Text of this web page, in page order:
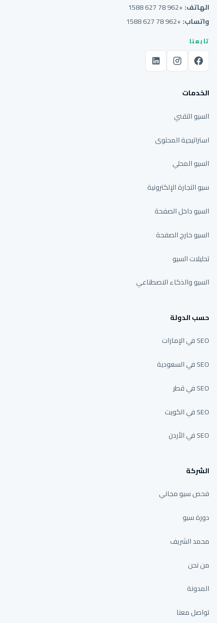
الهاتف:+962 78 627 1588
واتساب:+962 78 627 1588
تابعنا
الخدمات
السيو التقني
استراتيجية المحتوى
السيو المحلي
سيو التجارة الإلكترونية
السيو داخل الصفحة
السيو خارج الصفحة
تحليلات السيو
السيو والذكاء الاصطناعي
حسب الدولة
SEO في الإمارات
SEO في السعودية
SEO في قطر
SEO في الكويت
SEO في الأردن
الشركة
فحص سيو مجاني
دورة سيو
محمد الشريف
من نحن
المدونة
تواصل معنا